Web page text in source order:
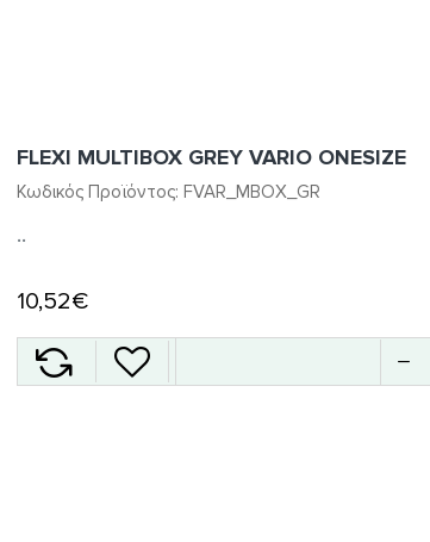
Κωδικός Προϊόντος: FVAR_MBOX_GR
FLEXI MULTIBOX GREY VARIO ONESIZE
..
10,52€